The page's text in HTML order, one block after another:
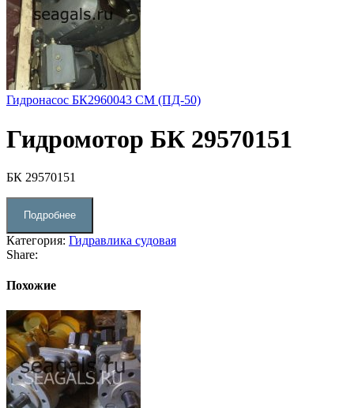
Гидронасос БК2960043 СМ (ПД-50)
Гидромотор БК 29570151
БК 29570151
Подробнее
Категория: Гидравлика судовая
Share:
Похожие